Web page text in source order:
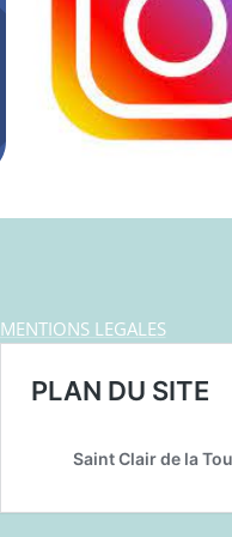
MENTIONS LEGALES